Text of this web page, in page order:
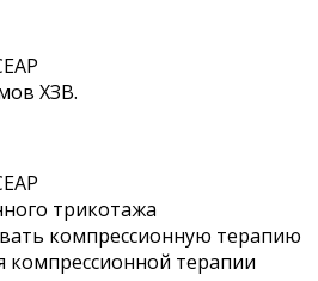
ХЗВ.
трикотажа
компрессионную терапию
компрессионной терапии